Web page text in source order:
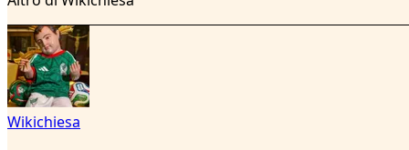
Wikichiesa